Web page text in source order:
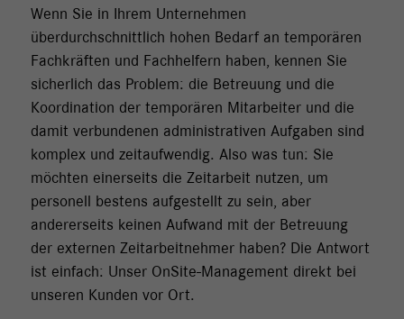
Wenn Sie in Ihrem Unternehmen
überdurchschnittlich hohen Bedarf an temporären
Fachkräften und Fachhelfern haben, kennen Sie
sicherlich das Problem: die Betreuung und die
Koordination der temporären Mitarbeiter und die
damit verbundenen administrativen Aufgaben sind
komplex und zeitaufwendig. Also was tun: Sie
möchten einerseits die Zeitarbeit nutzen, um
personell bestens aufgestellt zu sein, aber
andererseits keinen Aufwand mit der Betreuung
der externen Zeitarbeitnehmer haben? Die Antwort
ist einfach: Unser OnSite-Management direkt bei
unseren Kunden vor Ort.